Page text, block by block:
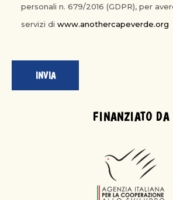
personali n. 679/2016 (GDPR), per
servizi di www.anothercapeverde.org
FINANZIATO DA